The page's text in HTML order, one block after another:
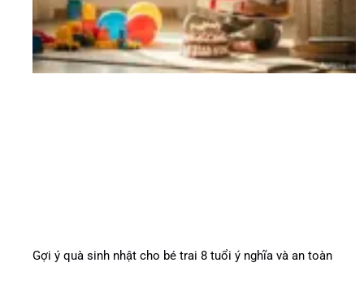
Gợi ý quà sinh nhật cho bé trai 8 tuổi ý nghĩa và an toàn